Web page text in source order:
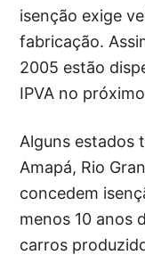
isenção exige
fabricação.
2005 estão
IPVA no
Alguns estados
Amapá, Rio
concedem
menos 10 anos
carros